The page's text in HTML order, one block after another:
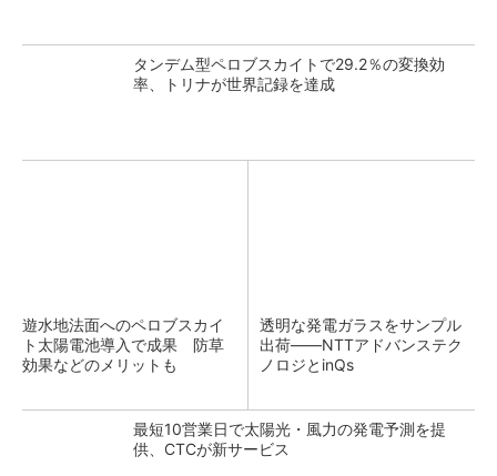
タンデム型ペロブスカイトで29.2％の変換効
率、トリナが世界記録を達成
遊水地法面へのペロブスカイ
ト太陽電池導入で成果 防草
効果などのメリットも
透明な発電ガラスをサンプル
出荷――NTTアドバンステク
ノロジとinQs
最短10営業日で太陽光・風力の発電予測を提
供、CTCが新サービス